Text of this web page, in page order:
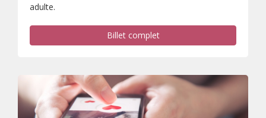
adulte.
Billet complet